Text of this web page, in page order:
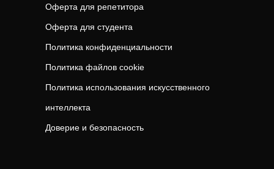
Оферта для репетитора
Оферта для студента
Политика конфиденциальности
Политика файлов cookie
Политика использования искусственного
интеллекта
Доверие и безопасность